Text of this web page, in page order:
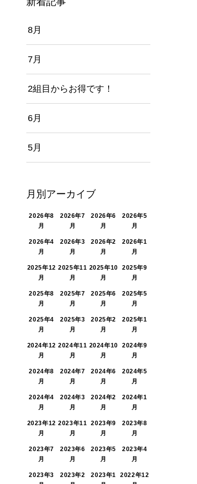
8月
7月
2組目からお得です！
6月
5月
月別アーカイブ
2026年8
月
2026年7
月
2026年6
月
2026年5
月
2026年4
月
2026年3
月
2026年2
月
2026年1
月
2025年12
月
2025年11
月
2025年10
月
2025年9
月
2025年8
月
2025年7
月
2025年6
月
2025年5
月
2025年4
月
2025年3
月
2025年2
月
2025年1
月
2024年12
月
2024年11
月
2024年10
月
2024年9
月
2024年8
月
2024年7
月
2024年6
月
2024年5
月
2024年4
月
2024年3
月
2024年2
月
2024年1
月
2023年12
月
2023年11
月
2023年9
月
2023年8
月
2023年7
月
2023年6
月
2023年5
月
2023年4
月
2023年3
2023年2
2023年1
2022年12